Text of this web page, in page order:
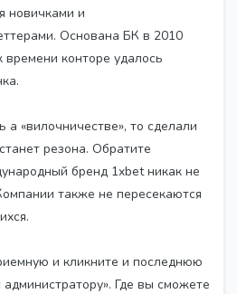
новичками и
Основана БК в 2010
времени конторе удалось
а «вилочничестве», то сделали
резона. Обратите
бренд 1xbet никак не
также не пересекаются
и кликните и последнюю
Где вы сможете